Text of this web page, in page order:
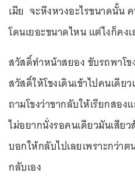
เมีย จะหึงหวงอะไรขนาดนั้น
โดนเยอะขนาดไหน แต่ไงก็คงเ
สวัสดิ์ทำหน้าสยอง ขับรถพาโ
สวัสดิ์ให้โขงเดินเข้าไปคนเดีย
ถามโขงว่าขากลับให้เรียกสอง
ไม่อยากนั่งรอคนเดียวมันเสียว
บอกให้กลับไปเลยเพราะกว่า
กลับเอง